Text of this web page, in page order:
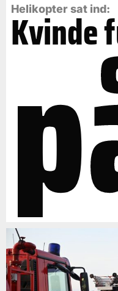
Helikopter sat ind:
Kvinde